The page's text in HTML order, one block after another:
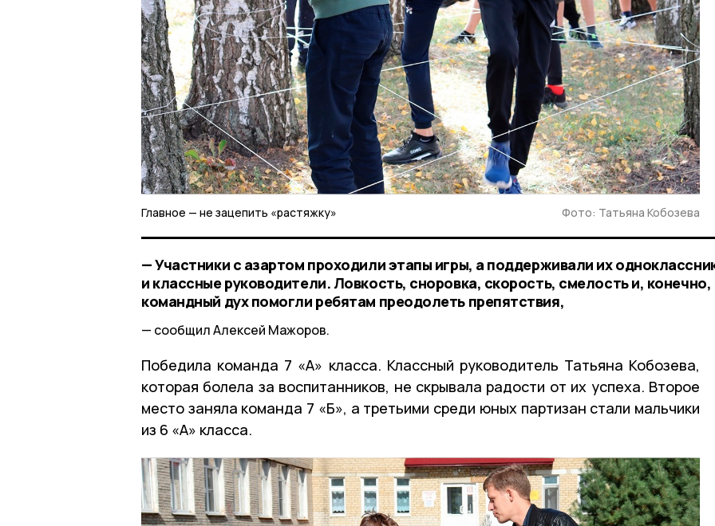
Главное — не зацепить «растяжку» Фото: Татьяна Кобозева
— Участники с азартом проходили этапы игры, а поддерживали их
и классные руководители. Ловкость, сноровка, скорость, смелость и, конечно,
командный дух помогли ребятам преодолеть препятствия,
сообщил Алексей Мажоров.
Победила команда 7 «А» класса. Классный руководитель Татьяна Кобозева,
которая болела за воспитанников, не скрывала радости от их успеха. Второе
место заняла команда 7 «Б», а третьими среди юных партизан стали мальчики
из 6 «А» класса.